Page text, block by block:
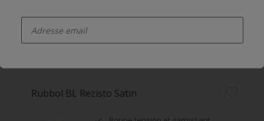
Comparer
Rubbol BL Rezisto Satin